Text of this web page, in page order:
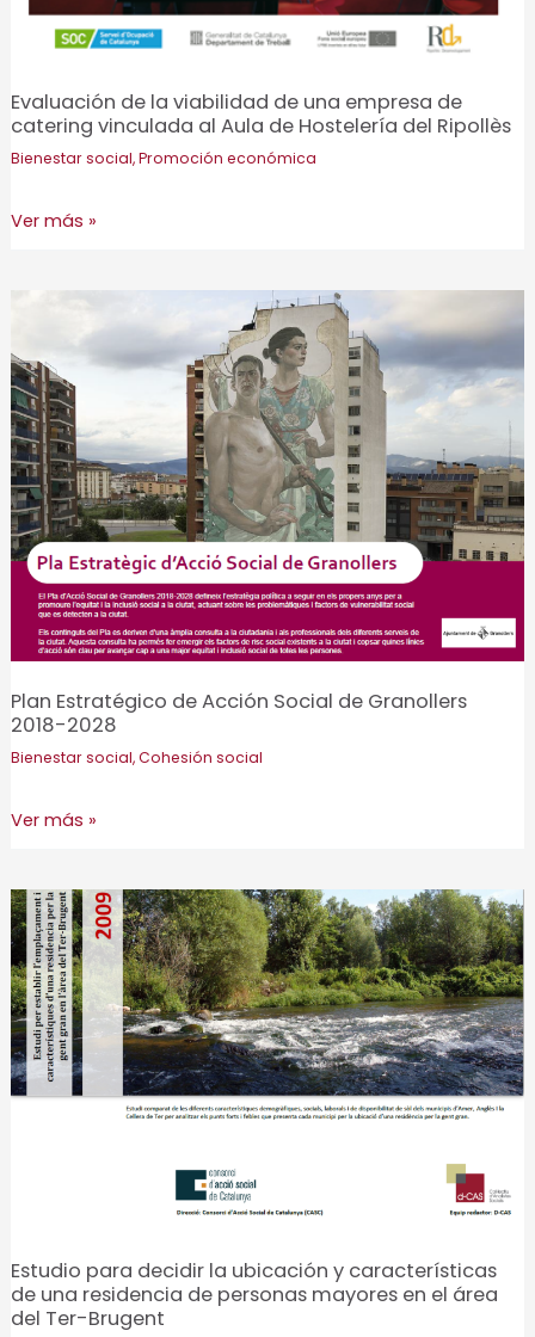
Evaluación de la viabilidad de una empresa de
catering vinculada al Aula de Hostelería del Ripollès
Bienestar social,Promoción económica
Evaluación
de
una
empresa
de
catering
vinculada
al
Aula
Hostelería
Ripollès
Ver más »
Plan Estratégico de Acción Social de Granollers
2018-2028
Bienestar social,Cohesión social
Plan
de
Acción
Social
de
Granollers
2018-
2028
Ver más »
Estudio para decidir la ubicación y características
de una residencia de personas mayores en el área
del Ter-Brugent